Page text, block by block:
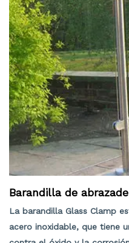
Barandilla de
La barandilla Glass Clamp
acero inoxidable, que tiene